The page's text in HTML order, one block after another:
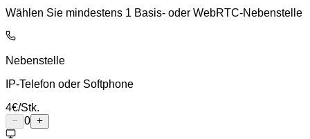
Wählen Sie mindestens 1 Basis- oder WebRTC-Nebenstelle
Nebenstelle
IP-Telefon oder Softphone
4€/Stk.
0